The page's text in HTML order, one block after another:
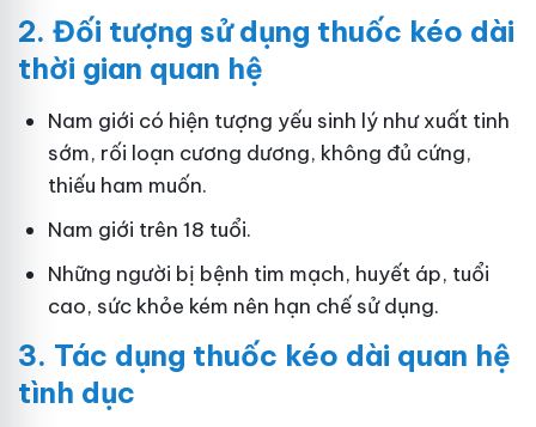
2. Đối tượng sử dụng thuốc kéo dài
thời gian quan hệ
Nam giới có hiện tượng yếu sinh lý như xuất tinh
sớm, rối loạn cương dương, không đủ cứng,
thiếu ham muốn.
Nam giới trên 18 tuổi.
Những người bị bệnh tim mạch, huyết áp, tuổi
cao, sức khỏe kém nên hạn chế sử dụng.
3. Tác dụng thuốc kéo dài quan hệ
tình dục